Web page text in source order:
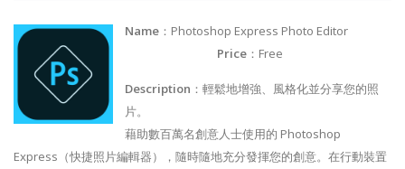
Name ：Photoshop Express Photo Editor
Price ：Free
Description ：輕鬆地增強、風格化並分享您的照
片。
藉助數百萬名創意人士使用的 Photoshop
Express（快捷照片編輯器），隨時隨地充分發揮您的創意。在行動裝置